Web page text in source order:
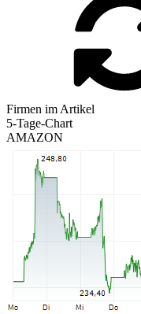
Firmen im Artikel
5-Tage-Chart
AMAZON